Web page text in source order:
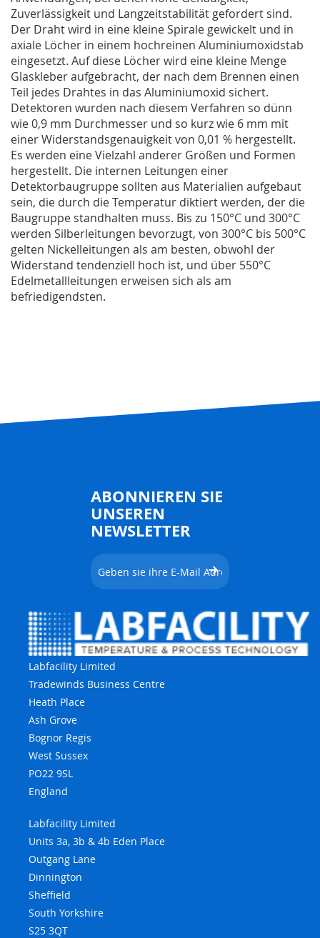
Zuverlässigkeit und Langzeitstabilität gefordert sind.
Der Draht wird in eine kleine Spirale gewickelt und in
axiale Löcher in einem hochreinen Aluminiumoxidstab
eingesetzt. Auf diese Löcher wird eine kleine Menge
Glaskleber aufgebracht, der nach dem Brennen einen
Teil jedes Drahtes in das Aluminiumoxid sichert.
Detektoren wurden nach diesem Verfahren so dünn
wie 0,9 mm Durchmesser und so kurz wie 6 mm mit
einer Widerstandsgenauigkeit von 0,01 % hergestellt.
Es werden eine Vielzahl anderer Größen und Formen
hergestellt. Die internen Leitungen einer
Detektorbaugruppe sollten aus Materialien aufgebaut
sein, die durch die Temperatur diktiert werden, der die
Baugruppe standhalten muss. Bis zu 150°C und 300°C
werden Silberleitungen bevorzugt, von 300°C bis 500°C
gelten Nickelleitungen als am besten, obwohl der
Widerstand tendenziell hoch ist, und über 550°C
Edelmetallleitungen erweisen sich als am
befriedigendsten.
ABONNIEREN SIE
UNSEREN
NEWSLETTER
Labfacility Limited
Tradewinds Business Centre
Heath Place
Ash Grove
Bognor Regis
West Sussex
PO22 9SL
England
Labfacility Limited
Units 3a, 3b & 4b Eden Place
Outgang Lane
Dinnington
Sheffield
South Yorkshire
S25 3QT